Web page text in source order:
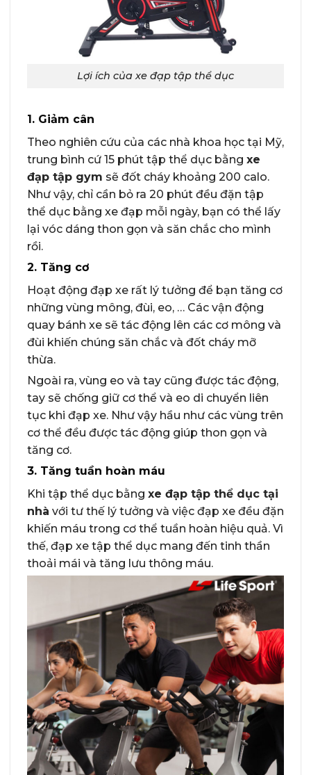
Lợi ích của xe đạp tập thể dục
1. Giảm cân
Theo nghiên cứu của các nhà khoa học tại Mỹ,
trung bình cứ 15 phút tập thể dục bằng xe
đạp tập gym sẽ đốt cháy khoảng 200 calo.
Như vậy, chỉ cần bỏ ra 20 phút đều đặn tập
thể dục bằng xe đạp mỗi ngày, bạn có thể lấy
lại vóc dáng thon gọn và săn chắc cho mình
rồi.
2. Tăng cơ
Hoạt động đạp xe rất lý tưởng để bạn tăng cơ
những vùng mông, đùi, eo, … Các vận động
quay bánh xe sẽ tác động lên các cơ mông và
đùi khiến chúng săn chắc và đốt cháy mỡ
thừa.
Ngoài ra, vùng eo và tay cũng được tác động,
tay sẽ chống giữ cơ thể và eo di chuyển liên
tục khi đạp xe. Như vậy hầu như các vùng trên
cơ thể đều được tác động giúp thon gọn và
tăng cơ.
3. Tăng tuần hoàn máu
Khi tập thể dục bằng xe đạp tập thể dục tại
nhà với tư thế lý tưởng và việc đạp xe đều đặn
khiến máu trong cơ thể tuần hoàn hiệu quả. Vì
thế, đạp xe tập thể dục mang đến tinh thần
thoải mái và tăng lưu thông máu.